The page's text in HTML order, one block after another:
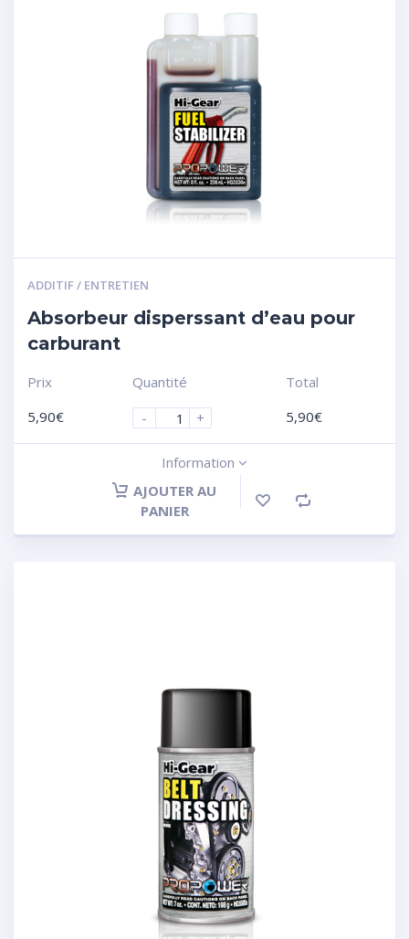
ADDITIF / ENTRETIEN
Absorbeur disperssant d’eau pour
carburant
Prix
5,90€
Quantité
-
+
Total
5,90€
Information
AJOUTER AU
PANIER